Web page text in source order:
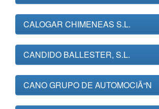
CALOGAR CHIMENEAS S.L.
CANDIDO BALLESTER, S.L.
CANO GRUPO DE AUTOMOCIÃ“N